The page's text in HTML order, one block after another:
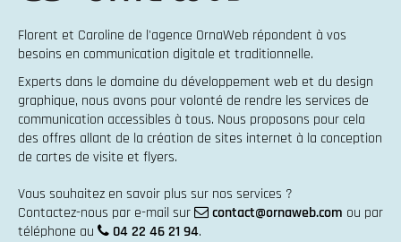
Florent et Caroline de l'agence OrnaWeb répondent à vos
besoins en communication digitale et traditionnelle.
Experts dans le domaine du développement web et du design
graphique, nous avons pour volonté de rendre les services de
communication accessibles à tous. Nous proposons pour cela
des offres allant de la création de sites internet à la conception
de cartes de visite et flyers.
Vous souhaitez en savoir plus sur nos services ?
Contactez-nous par e-mail sur
contact@ornaweb.com ou par
téléphone au
04 22 46 21 94.